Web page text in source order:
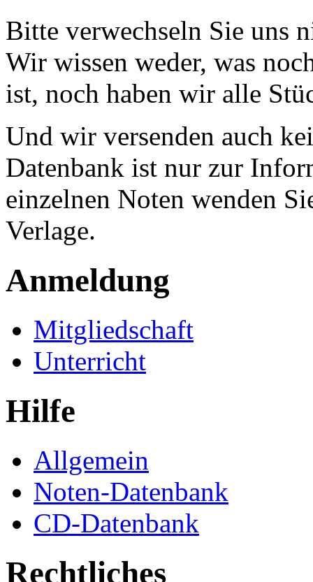
Bitte verwechseln Sie uns
Wir wissen weder, was
ist, noch haben wir alle
Und wir versenden auch
Datenbank ist nur zur
einzelnen Noten wenden
Verlage.
Anmeldung
Mitgliedschaft
Unterricht
Hilfe
Allgemein
Noten-Datenbank
CD-Datenbank
Rechtliches